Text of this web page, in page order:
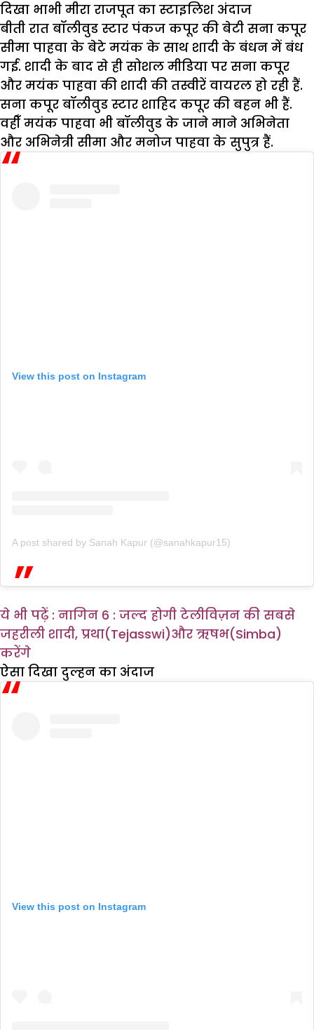
दिखा भाभी मीरा राजपूत का स्टाइलिश अंदाज
बीती रात बॉलीवुड स्टार पंकज कपूर की बेटी सना कपूर
सीमा पाहवा के बेटे मयंक के साथ शादी के बंधन में बंध
गई. शादी के बाद से ही सोशल मीडिया पर सना कपूर
और मयंक पाहवा की शादी की तस्वीरें वायरल हो रही हैं.
सना कपूर बॉलीवुड स्टार शाहिद कपूर की बहन भी हैं.
वहीँ मयंक पाहवा भी बॉलीवुड के जाने माने अभिनेता
और अभिनेत्री सीमा और मनोज पाहवा के सुपुत्र हैं.
View this post on Instagram
A post shared by Sanah Kapur (@sanahkapur15)
ये भी पढ़ें : नागिन 6 : जल्द होगी टेलीविज़न की सबसे
जहरीली शादी, प्रथा(Tejasswi)और ऋषभ(Simba)
करेंगे
ऐसा दिखा दुल्हन का अंदाज
View this post on Instagram